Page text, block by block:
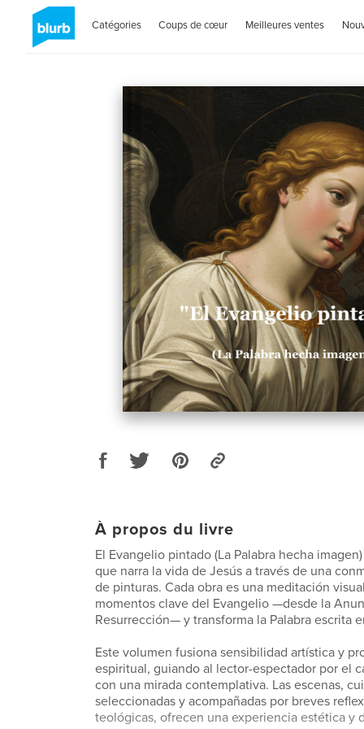
Catégories Coups de cœur Meilleures ventes
À propos du livre
El Evangelio pintado (La Palabra hecha
que narra la vida de Jesús a través de una
de pinturas. Cada obra es una meditación
momentos clave del Evangelio —desde la
Resurrección— y transforma la Palabra escrita
Este volumen fusiona sensibilidad artística y
espiritual, guiando al lector-espectador por el
con una mirada contemplativa. Las escenas,
seleccionadas y acompañadas por breves
teológicas, ofrecen una experiencia estética y